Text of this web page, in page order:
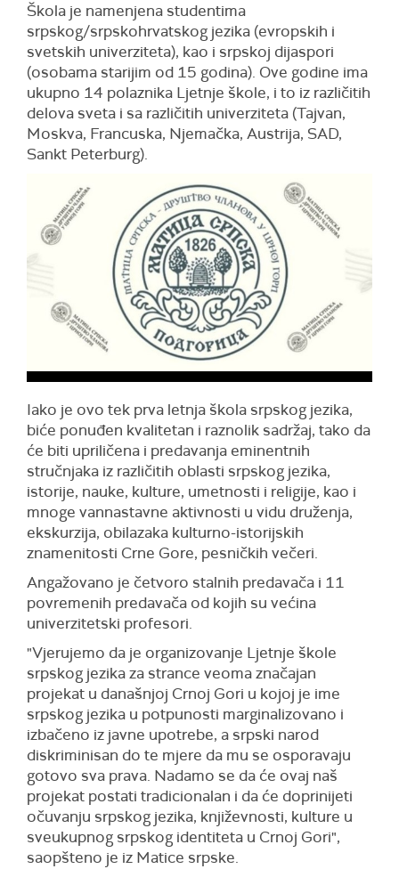
Škola je namenjena studentima
srpskog/srpskohrvatskog jezika (evropskih i
svetskih univerziteta), kao i srpskoj dijaspori
(osobama starijim od 15 godina). Ove godine ima
ukupno 14 polaznika Ljetnje škole, i to iz različitih
delova sveta i sa različitih univerziteta (Tajvan,
Moskva, Francuska, Njemačka, Austrija, SAD,
Sankt Peterburg).
Iako je ovo tek prva letnja škola srpskog jezika,
biće ponuđen kvalitetan i raznolik sadržaj, tako da
će biti upriličena i predavanja eminentnih
stručnjaka iz različitih oblasti srpskog jezika,
istorije, nauke, kulture, umetnosti i religije, kao i
mnoge vannastavne aktivnosti u vidu druženja,
ekskurzija, obilazaka kulturno-istorijskih
znamenitosti Crne Gore, pesničkih večeri.
Angažovano je četvoro stalnih predavača i 11
povremenih predavača od kojih su većina
univerzitetski profesori.
"Vjerujemo da je organizovanje Ljetnje škole
srpskog jezika za strance veoma značajan
projekat u današnjoj Crnoj Gori u kojoj je ime
srpskog jezika u potpunosti marginalizovano i
izbačeno iz javne upotrebe, a srpski narod
diskriminisan do te mjere da mu se osporavaju
gotovo sva prava. Nadamo se da će ovaj naš
projekat postati tradicionalan i da će doprinijeti
očuvanju srpskog jezika, književnosti, kulture u
sveukupnog srpskog identiteta u Crnoj Gori",
saopšteno je iz Matice srpske.